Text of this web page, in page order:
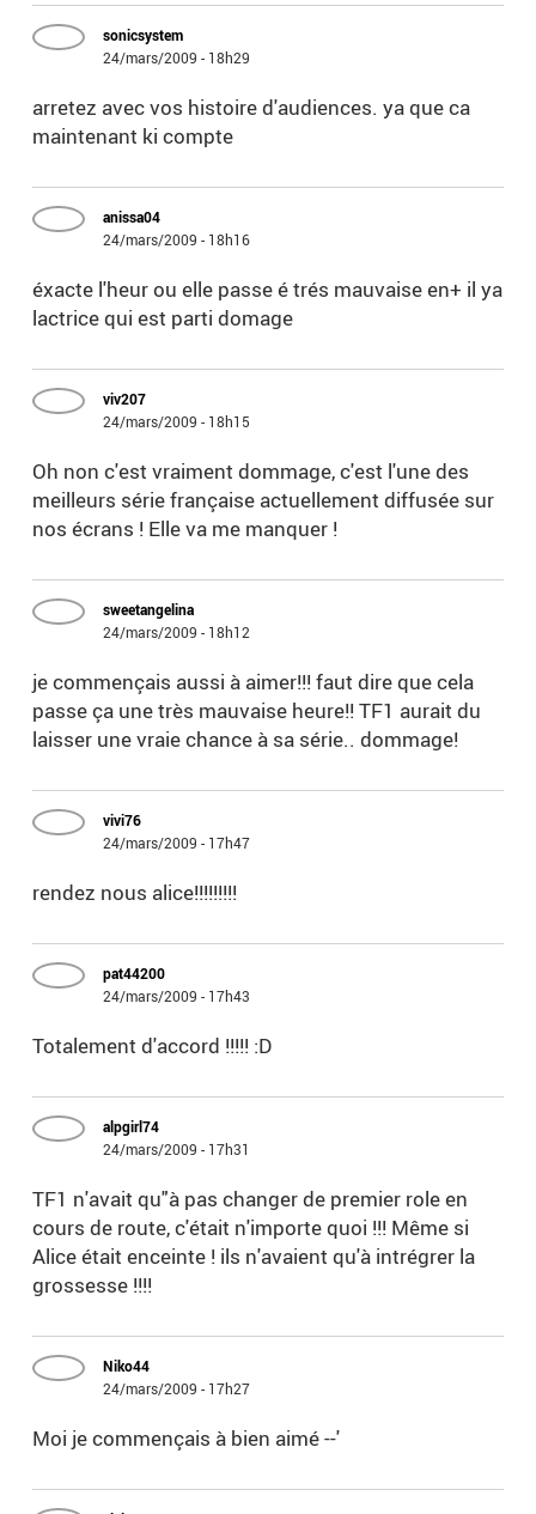
sonicsystem
24/mars/2009 - 18h29
arretez avec vos histoire d'audiences. ya que ca
maintenant ki compte
anissa04
24/mars/2009 - 18h16
éxacte l'heur ou elle passe é trés mauvaise en+ il ya
lactrice qui est parti domage
viv207
24/mars/2009 - 18h15
Oh non c'est vraiment dommage, c'est l'une des
meilleurs série française actuellement diffusée sur
nos écrans ! Elle va me manquer !
sweetangelina
24/mars/2009 - 18h12
je commençais aussi à aimer!!! faut dire que cela
passe ça une très mauvaise heure!! TF1 aurait du
laisser une vraie chance à sa série.. dommage!
vivi76
24/mars/2009 - 17h47
rendez nous alice!!!!!!!!!
pat44200
24/mars/2009 - 17h43
Totalement d'accord !!!!! :D
alpgirl74
24/mars/2009 - 17h31
TF1 n'avait qu"à pas changer de premier role en
cours de route, c'était n'importe quoi !!! Même si
Alice était enceinte ! ils n'avaient qu'à intrégrer la
grossesse !!!!
Niko44
24/mars/2009 - 17h27
Moi je commençais à bien aimé --'